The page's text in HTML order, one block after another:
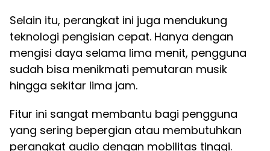
Selain itu, perangkat ini juga mendukung
teknologi pengisian cepat. Hanya dengan
mengisi daya selama lima menit, pengguna
sudah bisa menikmati pemutaran musik
hingga sekitar lima jam.
Fitur ini sangat membantu bagi pengguna
yang sering bepergian atau membutuhkan
perangkat audio dengan mobilitas tinggi.